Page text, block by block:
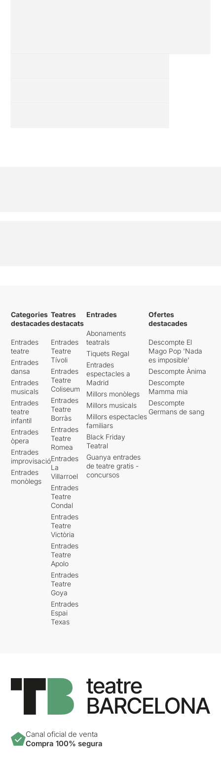
Categories
destacades
Entrades
teatre
Entrades
dansa
Entrades
musicals
Entrades
teatre
infantil
Entrades
òpera
Entrades
improvisació
Entrades
monòlegs
Teatres
destacats
Entrades
Teatre
Tívoli
Entrades
Teatre
Coliseum
Entrades
Teatre
Borràs
Entrades
Teatre
Romea
Entrades
La
Villarroel
Entrades
Teatre
Condal
Entrades
Teatre
Victòria
Entrades
Teatre
Apolo
Entrades
Teatre
Goya
Entrades
Espai
Texas
Entrades
Abonaments
teatrals
Tiquets Regal
Entrades
espectacles a
Madrid
Millors monòlegs
Millors musicals
Millors espectacles
familiars
Black Friday
Teatral
Guanya entrades
de teatre gratis -
concursos
Ofertes
destacades
Descompte El
Mago Pop 'Nada
es imposible'
Descompte Ànima
Descompte
Mamma mia
Descompte
Germans de sang
Canal oficial de venta
Compra 100% segura